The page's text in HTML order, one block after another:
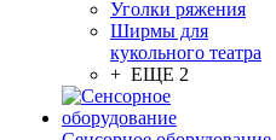
Уголки ряжения
Ширмы для
кукольного театра
+ ЕЩЕ 2